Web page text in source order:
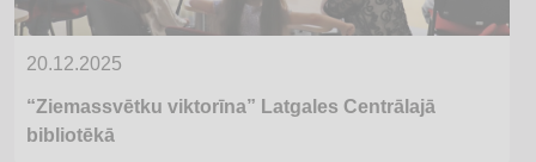
20.12.2025
“Ziemassvētku viktorīna” Latgales Centrālajā
bibliotēkā